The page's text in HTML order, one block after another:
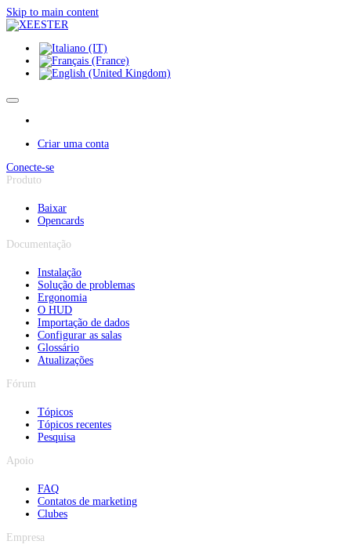
Skip to main content
Criar uma conta
Conecte-se
Produto
Baixar
Opencards
Documentação
Instalação
Solução de problemas
Ergonomia
O HUD
Importação de dados
Configurar as salas
Glossário
Atualizações
Fórum
Tópicos
Tópicos recentes
Pesquisa
Apoio
FAQ
Contatos de marketing
Clubes
Empresa
Painel de Gerenciamento de Cookies